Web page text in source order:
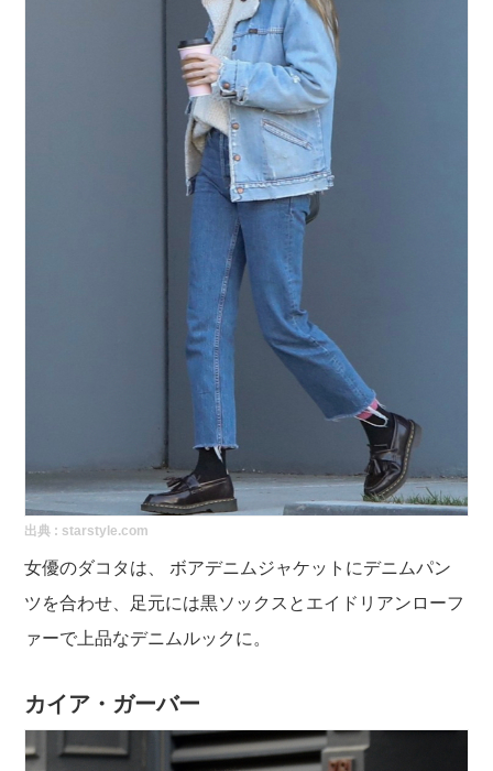
出典 : starstyle.com
女優のダコタは、 ボアデニムジャケットにデニムパン
ツを合わせ、足元には黒ソックスとエイドリアンローフ
ァーで上品なデニムルックに。
カイア・ガーバー